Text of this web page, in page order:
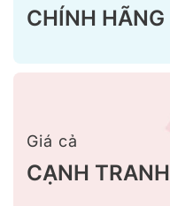
CHÍNH HÃNG
Giá cả
CẠNH TRANH